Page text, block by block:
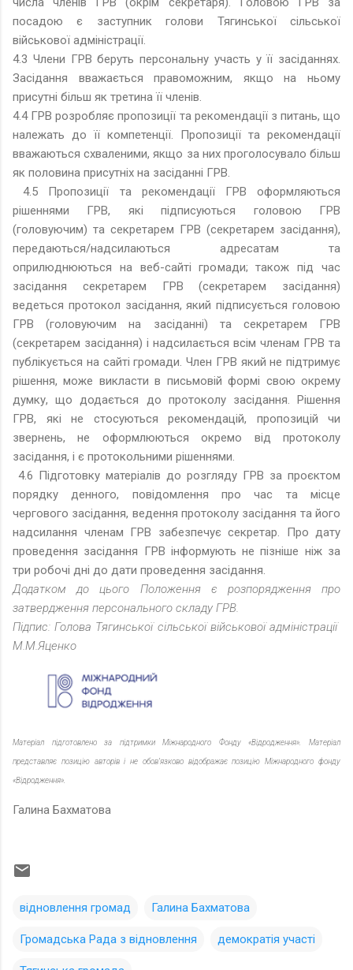
посадою є заступник голови Тягинської сільської
військової адміністрації.
4.3 Члени ГРВ беруть персональну участь у її засіданнях.
Засідання вважається правоможним, якщо на ньому
присутні більш як третина її членів.
4.4 ГРВ розробляє пропозиції та рекомендації з питань, що
належать до її компетенції. Пропозиції та рекомендації
вважаються схваленими, якщо за них проголосувало більш
як половина присутніх на засіданні ГРВ.
4.5 Пропозиції та рекомендації ГРВ оформляються
рішеннями ГРВ, які підписуються головою ГРВ
(головуючим) та секретарем ГРВ (секретарем засідання),
передаються/надсилаються адресатам та
оприлюднюються на веб-сайті громади; також під час
засідання секретарем ГРВ (секретарем засідання)
ведеться протокол засідання, який підписується головою
ГРВ (головуючим на засіданні) та секретарем ГРВ
(секретарем засідання) і надсилається всім членам ГРВ та
публікується на сайті громади. Член ГРВ який не підтримує
рішення, може викласти в письмовій формі свою окрему
думку, що додається до протоколу засідання. Рішення
ГРВ, які не стосуються рекомендацій, пропозицій чи
звернень, не оформлюються окремо від протоколу
засідання, і є протокольними рішеннями.
4.6 Підготовку матеріалів до розгляду ГРВ за проєктом
порядку денного, повідомлення про час та місце
чергового засідання, ведення протоколу засідання та його
надсилання членам ГРВ забезпечує секретар. Про дату
проведення засідання ГРВ інформують не пізніше ніж за
три робочі дні до дати проведення засідання.
Додатком до цього Положення є розпорядження про
затвердження персонального складу ГРВ.
Підпис: Голова Тягинської сільської військової адміністрації
М.М.Яценко
Матеріал підготовлено за підтримки Міжнародного Фонду «Відродження». Матеріал
представляє позицію авторів і не обов’язково відображає позицію Міжнародного фонду
«Відродження».
Галина Бахматова
відновлення громад Галина Бахматова
Громадська Рада з відновлення демократія участі